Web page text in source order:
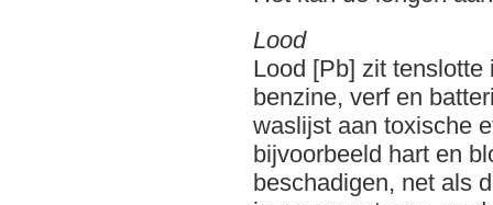
Lood
Lood [Pb] zit tenslotte
benzine, verf en
waslijst aan toxische
bijvoorbeeld hart en
beschadigen, net als